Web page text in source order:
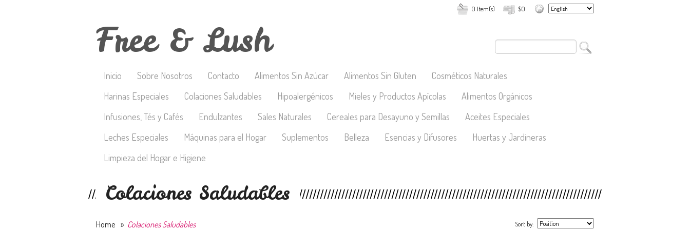
$0
0 Item(s)
Free & Lush
Inicio Sobre Nosotros Contacto Alimentos Sin Azúcar Alimentos Sin Gluten
Cosméticos Naturales
Harinas Especiales
Colaciones Saludables Hipoalergénicos Mieles y Productos Apícolas
Alimentos Orgánicos
Infusiones, Tés y Cafés
Endulzantes Sales Naturales Cereales para Desayuno y Semillas
Aceites Especiales
Leches Especiales
Máquinas para el Hogar Suplementos Belleza Esencias y Difusores
Huertas y Jardineras
Limpieza del Hogar e Higiene
Colaciones Saludables
Home » Colaciones Saludables Sort by: